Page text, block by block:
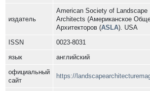
издатель
American Society of Landscape
Architects (Американское
Архитекторов (ASLA). USA
ISSN
0023-8031
язык
английский
официальный
сайт
https://